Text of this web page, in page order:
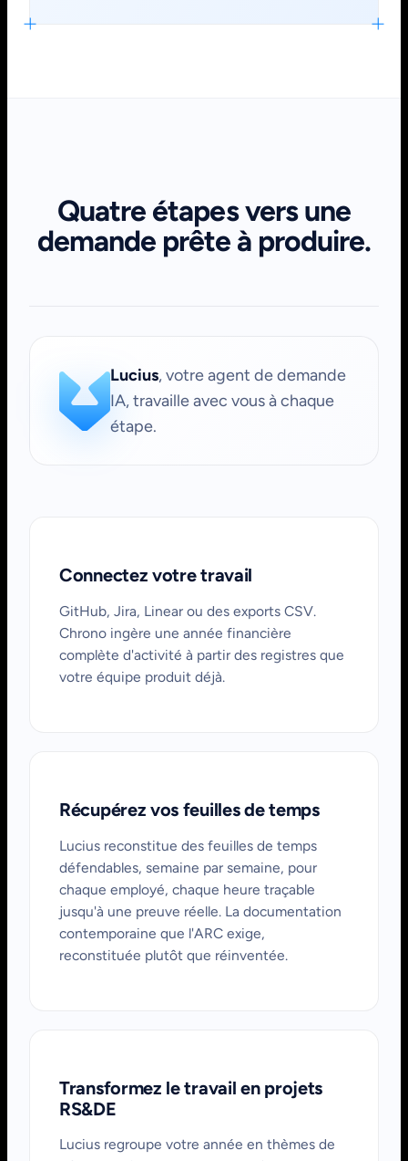
Quatre étapes vers une
demande prête à produire.
Lucius, votre agent de demande
IA, travaille avec vous à chaque
étape.
Connectez votre travail
GitHub, Jira, Linear ou des exports CSV.
Chrono ingère une année financière
complète d'activité à partir des registres que
votre équipe produit déjà.
Récupérez vos feuilles de temps
Lucius reconstitue des feuilles de temps
défendables, semaine par semaine, pour
chaque employé, chaque heure traçable
jusqu'à une preuve réelle. La documentation
contemporaine que l'ARC exige,
reconstituée plutôt que réinventée.
Transformez le travail en projets
RS&DE
Lucius regroupe votre année en thèmes de